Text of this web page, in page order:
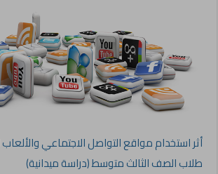
أثر استخدام مواقع التواصل الاجتماعي والألعاب
طلاب الصف الثالث متوسط (دراسة ميدانية)